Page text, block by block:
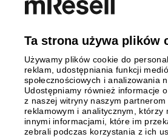
Polska
Szwecja
Wielka Brytania
Włochy
Płatności
Ta strona używa plików
Używamy plików cookie do
reklam, udostępniania funkcji
społecznościowych i analizowania
Udostępniamy również informacje
z naszej witryny naszym partnerom
reklamowym i analitycznym, którzy
innymi informacjami, które im
zebrali podczas korzystania z ich